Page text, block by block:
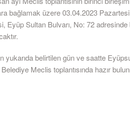
bağlamak üzere 03.04.2023
Eyüp Sultan Bulvarı, No: 72 adresinde
yukarıda belirtilen gün ve saatte
Meclis toplantısında hazır